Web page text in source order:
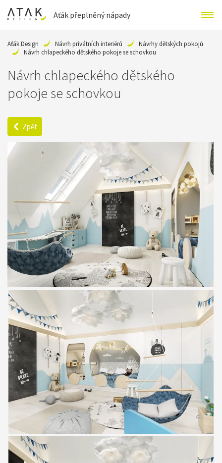
Aťák přeplněný nápady
Aťák Design Návrh privátních interiérů
Návrhy dětských pokojů
Návrh chlapeckého dětského pokoje se schovkou
Návrh chlapeckého dětského
pokoje se schovkou
Zpět